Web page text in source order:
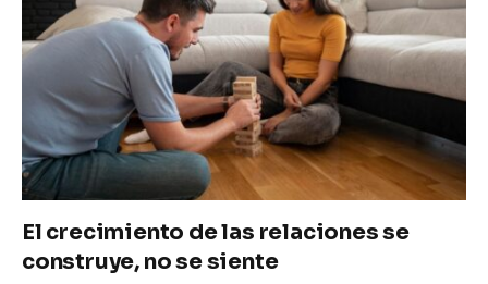
El crecimiento de las relaciones se
construye, no se siente